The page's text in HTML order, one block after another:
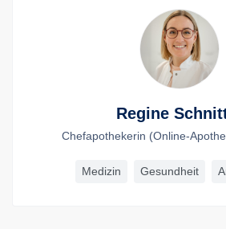
Regine
Chefapothekerin (Online-
Medizin Gesundheit